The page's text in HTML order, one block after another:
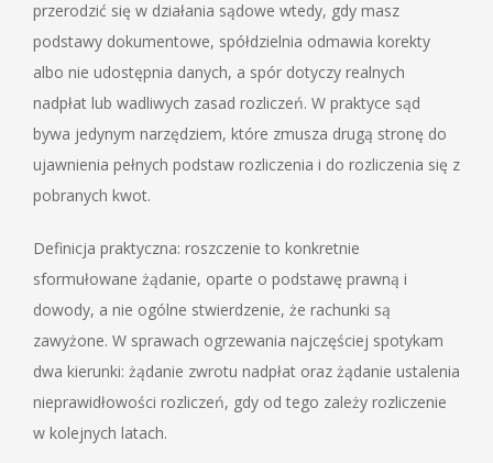
przerodzić się w działania sądowe wtedy, gdy masz
podstawy dokumentowe, spółdzielnia odmawia korekty
albo nie udostępnia danych, a spór dotyczy realnych
nadpłat lub wadliwych zasad rozliczeń. W praktyce sąd
bywa jedynym narzędziem, które zmusza drugą stronę do
ujawnienia pełnych podstaw rozliczenia i do rozliczenia się z
pobranych kwot.
Definicja praktyczna: roszczenie to konkretnie
sformułowane żądanie, oparte o podstawę prawną i
dowody, a nie ogólne stwierdzenie, że rachunki są
zawyżone. W sprawach ogrzewania najczęściej spotykam
dwa kierunki: żądanie zwrotu nadpłat oraz żądanie ustalenia
nieprawidłowości rozliczeń, gdy od tego zależy rozliczenie
w kolejnych latach.